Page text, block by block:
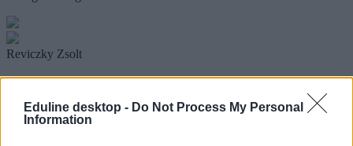
Eduline desktop - Do Not Process My Personal
Information
Reviczky Zsolt
18:43
Már a szobrokat is "elfoglalták" a tüntetők - jelenti tudósítónk